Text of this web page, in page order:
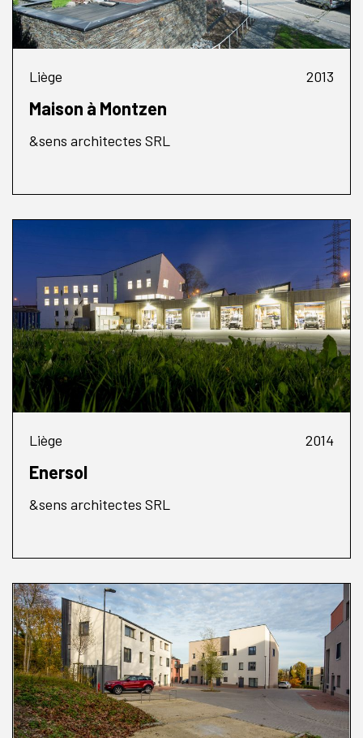
Liège 2013
Maison à Montzen
&sens architectes SRL
Liège 2014
Enersol
&sens architectes SRL